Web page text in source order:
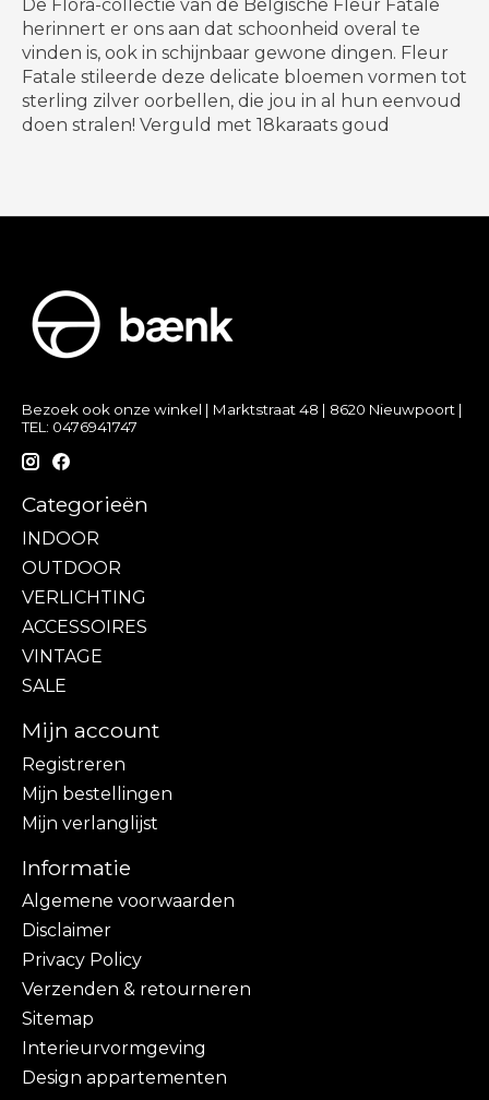
De Flora-collectie van de Belgische Fleur Fatale
herinnert er ons aan dat schoonheid overal te
vinden is, ook in schijnbaar gewone dingen. Fleur
Fatale stileerde deze delicate bloemen vormen tot
sterling zilver oorbellen, die jou in al hun eenvoud
doen stralen! Verguld met 18karaats goud
Bezoek ook onze winkel | Marktstraat 48 | 8620 Nieuwpoort |
TEL: 0476941747
Categorieën
INDOOR
OUTDOOR
VERLICHTING
ACCESSOIRES
VINTAGE
SALE
Mijn account
Registreren
Mijn bestellingen
Mijn verlanglijst
Informatie
Algemene voorwaarden
Disclaimer
Privacy Policy
Verzenden & retourneren
Sitemap
Interieurvormgeving
Design appartementen